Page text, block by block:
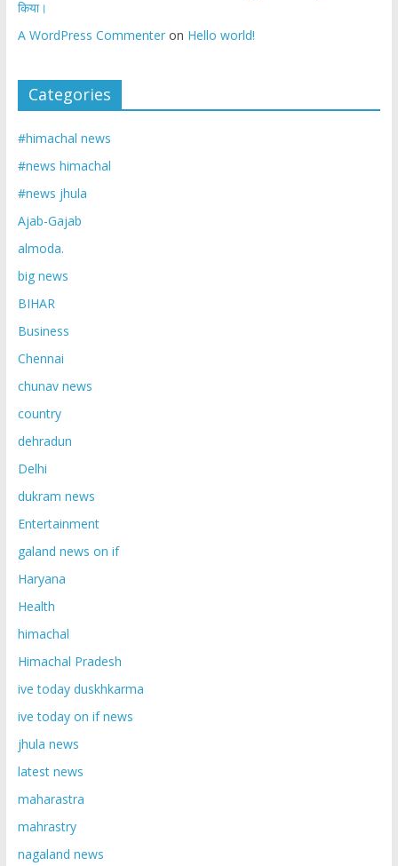
किया।
A WordPress Commenteron Hello world!
Categories
#himachal news
#news himachal
#news jhula
Ajab-Gajab
almoda.
big news
BIHAR
Business
Chennai
chunav news
country
dehradun
Delhi
dukram news
Entertainment
galand news on if
Haryana
Health
himachal
Himachal Pradesh
ive today duskhkarma
ive today on if news
jhula news
latest news
maharastra
mahrastry
nagaland news